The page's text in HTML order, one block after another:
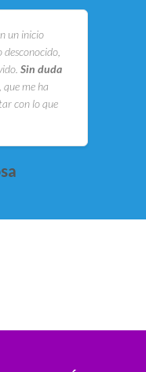
un inicio
Sin duda
, que me ha
con lo que